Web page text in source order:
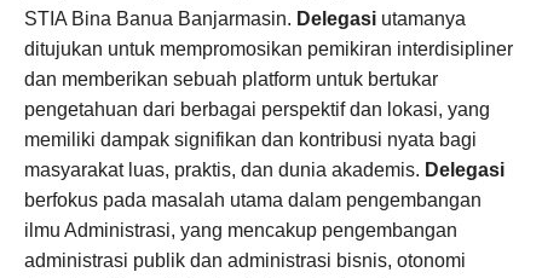
STIA Bina Banua Banjarmasin. Delegasiutamanya
ditujukan untuk mempromosikan pemikiran interdisipliner
dan memberikan sebuah platform untuk bertukar
pengetahuan dari berbagai perspektif dan lokasi, yang
memiliki dampak signifikan dan kontribusi nyata bagi
masyarakat luas, praktis, dan dunia akademis. Delegasi
berfokus pada masalah utama dalam pengembangan
ilmu Administrasi, yang mencakup pengembangan
administrasi publik dan administrasi bisnis, otonomi